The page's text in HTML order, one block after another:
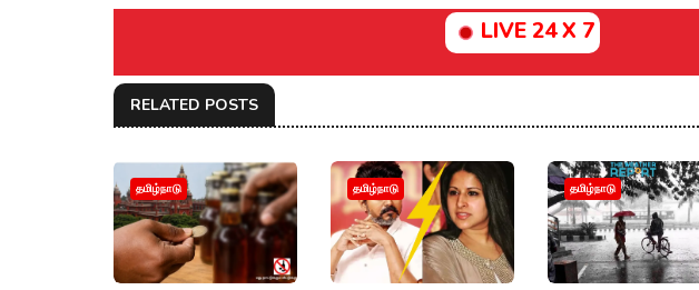
LIVE 24 X 7
RELATED POSTS
தமிழ்நாடு தமிழ்நாடு தமிழ்நாடு